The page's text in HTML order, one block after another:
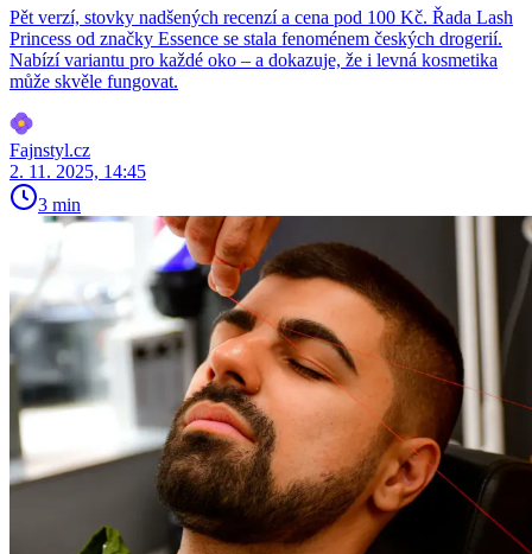
Pět verzí, stovky nadšených recenzí a cena pod 100 Kč. Řada Lash
Princess od značky Essence se stala fenoménem českých drogerií.
Nabízí variantu pro každé oko – a dokazuje, že i levná kosmetika
může skvěle fungovat.
Fajnstyl.cz
2. 11. 2025, 14:45
3 min